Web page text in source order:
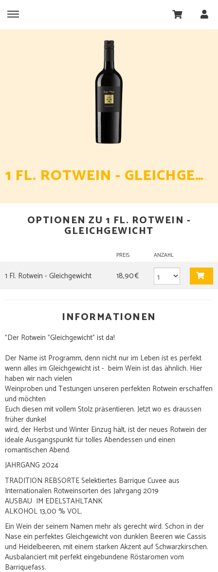
1 FL. ROTWEIN - GLEICHGEWICHT
OPTIONEN ZU 1 FL. ROTWEIN -
GLEICHGEWICHT
PREIS ANZAHL
1 Fl. Rotwein - Gleichgewicht 18,90 €
INFORMATIONEN
"Der Rotwein "Gleichgewicht" ist da!
Der Name ist Programm, denn nicht nur im Leben ist es perfekt
wenn alles im Gleichgewicht ist - beim Wein ist das ähnlich. Hier
haben wir nach vielen
Weinproben und Testungen unseren perfekten Rotwein erschaffen
und möchten
Euch diesen mit vollem Stolz präsentieren. Jetzt wo es draussen
früher dunkel
wird, der Herbst und Winter Einzug hält, ist der neues Rotwein der
ideale Ausgangspunkt für tolles Abendessen und einen
romantischen Abend.
JAHRGANG 2024
TRADITION REBSORTE Selektiertes Barrique Cuvee aus
Internationalen Rotweinsorten des Jahrgang 2019
AUSBAU IM EDELSTAHLTANK
ALKOHOL 13,00 % VOL.
Ein Wein der seinem Namen mehr als gerecht wird. Schon in der
Nase ein perfektes Gleichgewicht von dunklen Beeren wie Cassis
und Heidelbeeren, mit einem starken Akzent auf Schwarzkirschen.
Ausbalanciert mit perfekt eingebundene Röstaromen vom
Barriquefass.